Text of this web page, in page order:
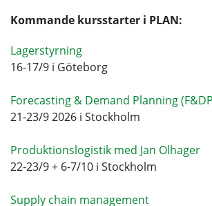
Kommande kursstarter i PLAN:
Lagerstyrning
16-17/9 i Göteborg
Forecasting & Demand Planning
21-23/9 2026 i Stockholm
Produktionslogistik med Jan Olhager
22-23/9 + 6-7/10 i Stockholm
Supply chain management